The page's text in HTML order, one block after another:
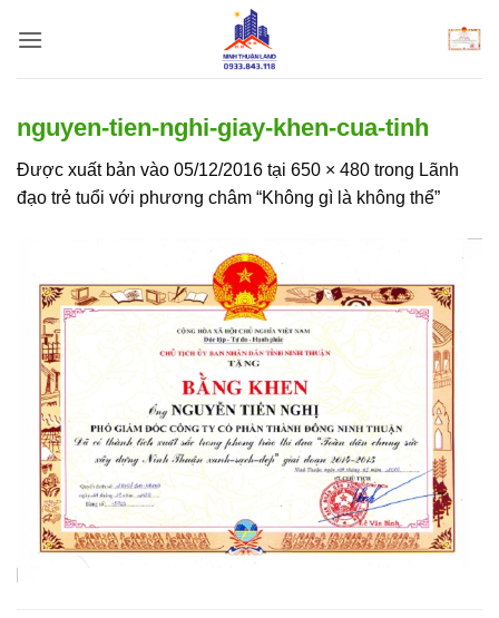
qua
nguyen-tien-nghi-giay-khen-cua-tinh
Được xuất bản vào 05/12/2016 tại 650 × 480 trong Lãnh
đạo trẻ tuổi với phương châm “Không gì là không thể”